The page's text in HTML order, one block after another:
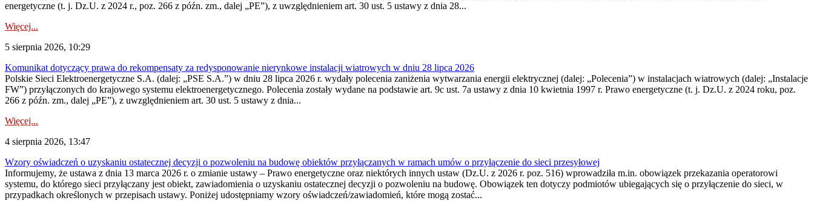
energetyczne (t. j. Dz.U. z 2024 r., poz. 266 z późn. zm., dalej „PE”), z uwzględnieniem art. 30 ust. 5 ustawy z dnia 28...
Więcej...
5 sierpnia 2026, 10:29
Komunikat dotyczący prawa do rekompensaty za redysponowanie nierynkowe instalacji wiatrowych w dniu 28 lipca 2026
Polskie Sieci Elektroenergetyczne S.A. (dalej: „PSE S.A.”) w dniu 28 lipca 2026 r. wydały polecenia zaniżenia wytwarzania energii elektrycznej (dalej: „Polecenia”) w instalacjach wiatrowych (dalej: „Instalacje
FW”) przyłączonych do krajowego systemu elektroenergetycznego. Polecenia zostały wydane na podstawie art. 9c ust. 7a ustawy z dnia 10 kwietnia 1997 r. Prawo energetyczne (t. j. Dz.U. z 2024 roku, poz.
266 z późn. zm., dalej „PE”), z uwzględnieniem art. 30 ust. 5 ustawy z dnia...
Więcej...
4 sierpnia 2026, 13:47
Wzory oświadczeń o uzyskaniu ostatecznej decyzji o pozwoleniu na budowę obiektów przyłączanych w ramach umów o przyłączenie do sieci przesyłowej
Informujemy, że ustawa z dnia 13 marca 2026 r. o zmianie ustawy – Prawo energetyczne oraz niektórych innych ustaw (Dz.U. z 2026 r. poz. 516) wprowadziła m.in. obowiązek przekazania operatorowi
systemu, do którego sieci przyłączany jest obiekt, zawiadomienia o uzyskaniu ostatecznej decyzji o pozwoleniu na budowę. Obowiązek ten dotyczy podmiotów ubiegających się o przyłączenie do sieci, w
przypadkach określonych w przepisach ustawy. Poniżej udostępniamy wzory oświadczeń/zawiadomień, które mogą zostać...